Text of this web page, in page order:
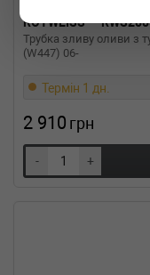
ROTWEISS
Трубка зливу оливи з
(W447) 06-
Термін 1 дн.
2 910 грн
- +